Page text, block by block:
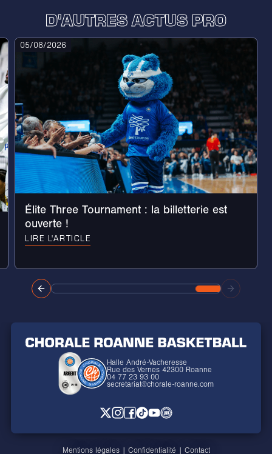
D'AUTRES ACTUS PRO
05/08/2026
Élite Three Tournament : la billetterie est
ouverte !
LIRE L'ARTICLE
Halle André-Vacheresse
Rue des Vernes 42300 Roanne
04 77 23 93 00
secretariat@chorale-roanne.com
Mentions légales| Confidentialité Contact